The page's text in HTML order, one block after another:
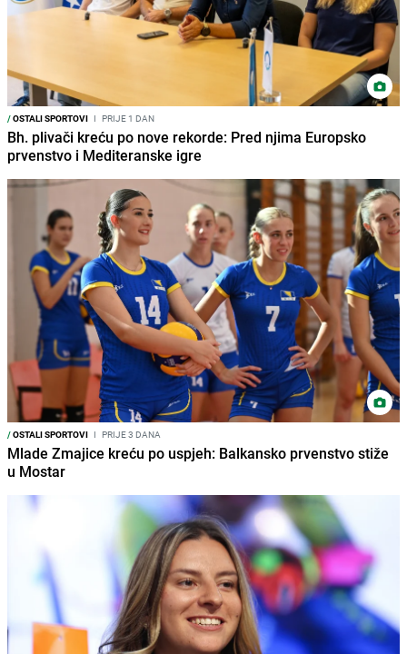
/OSTALI SPORTOVI I PRIJE 1 DAN
Bh. plivači kreću po nove rekorde: Pred njima Europsko
prvenstvo i Mediteranske igre
/OSTALI SPORTOVI I PRIJE 3 DANA
Mlade Zmajice kreću po uspjeh: Balkansko prvenstvo stiže
u Mostar